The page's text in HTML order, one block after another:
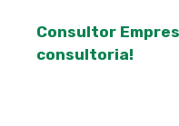
Consultor
consultoria!